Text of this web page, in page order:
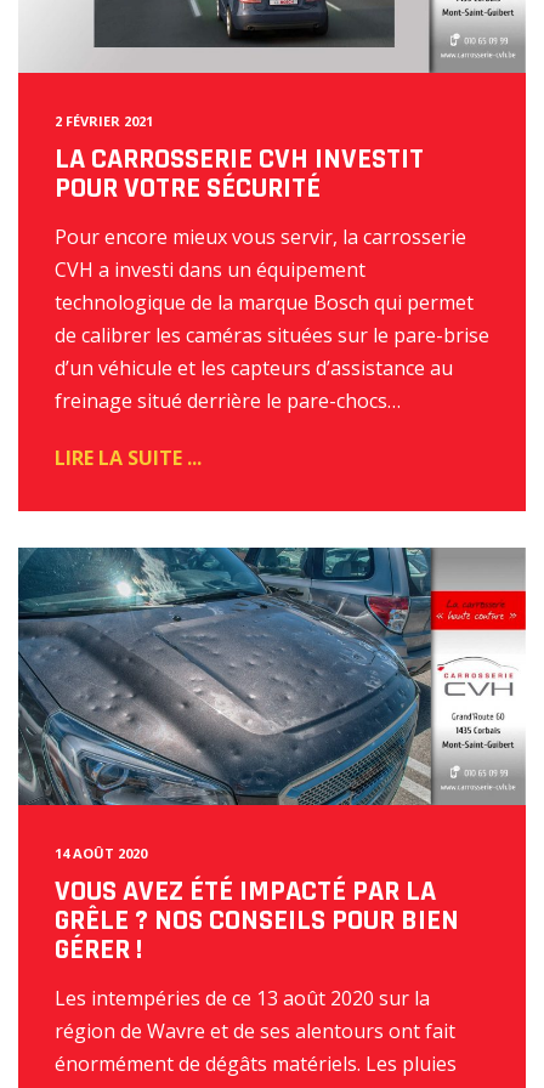
2 FÉVRIER 2021
LA CARROSSERIE CVH INVESTIT
POUR VOTRE SÉCURITÉ
Pour encore mieux vous servir, la carrosserie
CVH a investi dans un équipement
technologique de la marque Bosch qui permet
de calibrer les caméras situées sur le pare-brise
d’un véhicule et les capteurs d’assistance au
freinage situé derrière le pare-chocs…
14 AOÛT 2020
VOUS AVEZ ÉTÉ IMPACTÉ PAR LA
GRÊLE ? NOS CONSEILS POUR BIEN
GÉRER !
Les intempéries de ce 13 août 2020 sur la
région de Wavre et de ses alentours ont fait
énormément de dégâts matériels. Les pluies